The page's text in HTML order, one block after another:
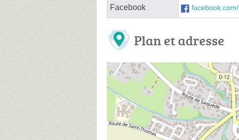
Facebook
Plan et adresse